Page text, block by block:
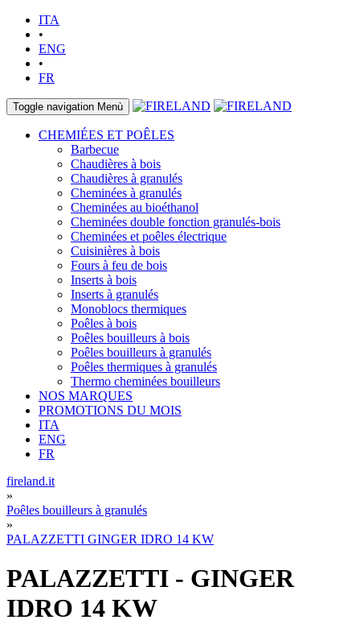
ITA
•
ENG
•
FR
Toggle navigation Menù
CHEMIÉES ET POÊLES
Barbecue
Chaudières à bois
Chaudières à granulés
Cheminées à granulés
Cheminées au bioéthanol
Cheminées double fonction granulés-bois
Cheminées et poêles électrique
Cuisinières à bois
Fours à feu de bois
Inserts à bois
Inserts à granulés
Monoblocs thermiques
Poêles à bois
Poêles bouilleurs à bois
Poêles bouilleurs à granulés
Poêles thermiques à granulés
Thermo cheminées bouilleurs
NOS MARQUES
PROMOTIONS DU MOIS
ITA
ENG
FR
fireland.it
»
Poêles bouilleurs à granulés
»
PALAZZETTI GINGER IDRO 14 KW
PALAZZETTI - GINGER
IDRO 14 KW